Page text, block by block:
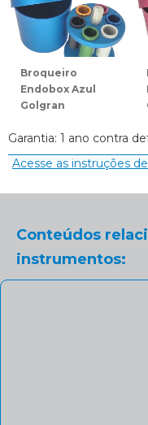
Broqueiro
Endobox Azul
Golgran
Garantia: 1 ano contra
Acesse as instruções
Conteúdos
instrumentos: